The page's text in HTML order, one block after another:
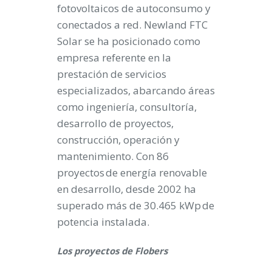
fotovoltaicos de autoconsumo y
conectados a red. Newland FTC
Solar se ha posicionado como
empresa referente en la
prestación de servicios
especializados, abarcando áreas
como ingeniería, consultoría,
desarrollo de proyectos,
construcción, operación y
mantenimiento. Con 86
proyectos de energía renovable
en desarrollo, desde 2002 ha
superado más de 30.465 kWp de
potencia instalada.
Los proyectos de Flobers